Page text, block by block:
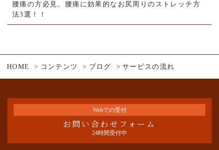
腰痛の方必見。腰痛に効果的なお尻周りのストレッチ方
法3選！！
HOME コンテンツ ブログ サービスの流れ
Webでの受付
お問い合わせフォーム
24時間受付中